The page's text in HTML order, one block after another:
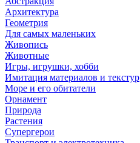
Архитектура
Геометрия
Для самых маленьких
Живопись
Животные
Игры, игрушки, хобби
Имитация материалов и текстур
Море и его обитатели
Орнамент
Природа
Растения
Супергерои